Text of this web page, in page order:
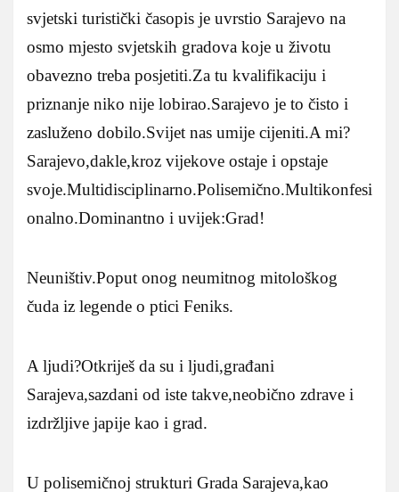
svjetski turistički časopis je uvrstio Sarajevo na
osmo mjesto svjetskih gradova koje u životu
obavezno treba posjetiti.Za tu kvalifikaciju i
priznanje niko nije lobirao.Sarajevo je to čisto i
zasluženo dobilo.Svijet nas umije cijeniti.A mi?
Sarajevo,dakle,kroz vijekove ostaje i opstaje
svoje.Multidisciplinarno.Polisemično.Multikonfesi
onalno.Dominantno i uvijek:Grad!
Neuništiv.Poput onog neumitnog mitološkog
čuda iz legende o ptici Feniks.
A ljudi?Otkriješ da su i ljudi,građani
Sarajeva,sazdani od iste takve,neobično zdrave i
izdržljive japije kao i grad.
U polisemičnoj strukturi Grada Sarajeva,kao